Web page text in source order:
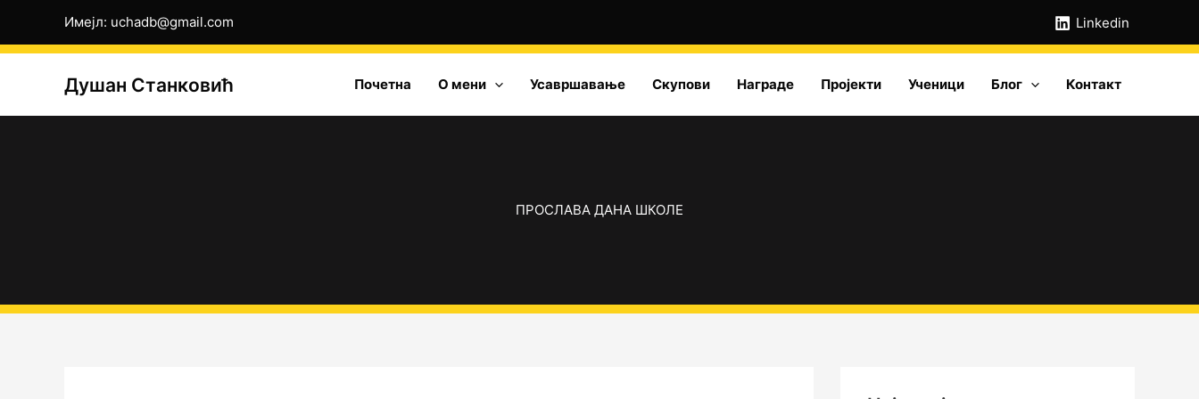
садржај
Имејл: uchadb@gmail.com Linkedin
Душан Станковић Почетна О мени Усавршавање Скупови Награде Пројекти Ученици Блог Контакт
ПРОСЛАВА ДАНА ШКОЛЕ
и
в